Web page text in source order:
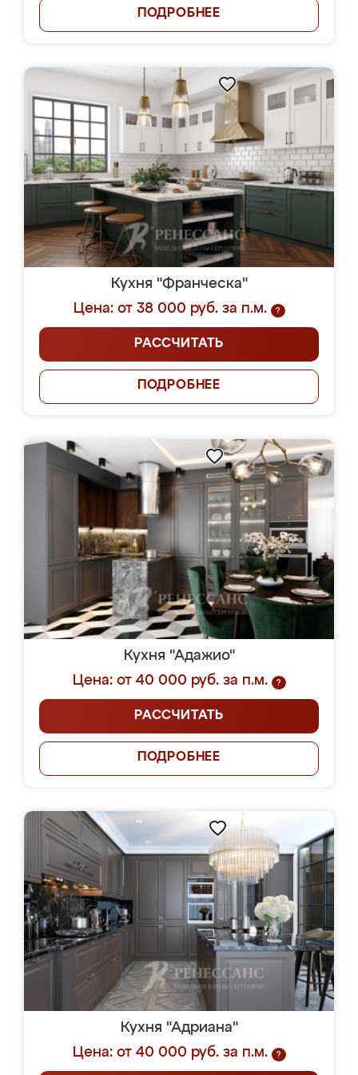
ПОДРОБНЕЕ
Кухня "Франческа"
Цена: от 38 000 руб. за п.м.
?
РАССЧИТАТЬ
ПОДРОБНЕЕ
Кухня "Адажио"
Цена: от 40 000 руб. за п.м.
?
РАССЧИТАТЬ
ПОДРОБНЕЕ
Кухня "Адриана"
Цена: от 40 000 руб. за п.м.
?